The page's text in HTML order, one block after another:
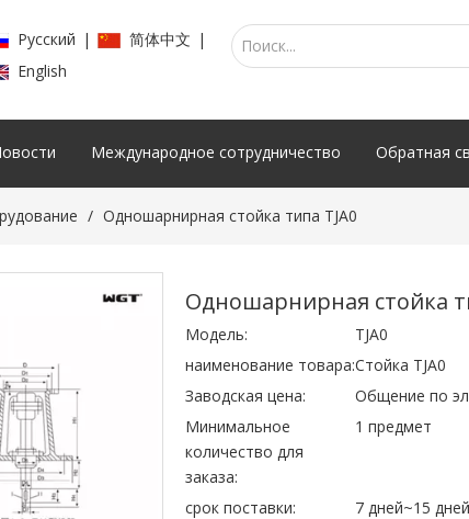
Pусский | 简体中文 |
English
Международное сотрудничество Обратная
/ Одношарнирная стойка типа TJA0
Одношарнирная стойка
Модель:
TJA0
наименование товара:Стойка TJA0
Заводская цена:
Общение по
Минимальное
количество для
заказа:
1 предмет
срок поставки:
7 дней~15 дней